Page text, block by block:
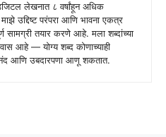
लेखनात ८ वर्षांहून अधिक
उद्दिष्ट परंपरा आणि भावना एकत्र
सामग्री तयार करणे आहे. मला शब्दांच्या
आहे — योग्य शब्द कोणाच्याही
आणि उबदारपणा आणू शकतात.